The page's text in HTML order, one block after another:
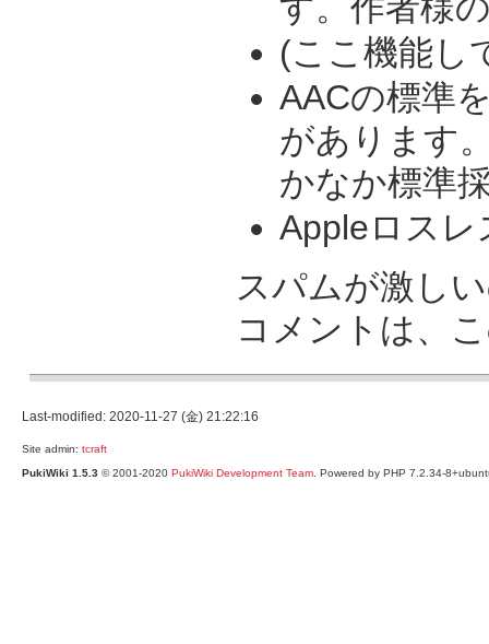
(ここ機能し
AACの標準
があります
かなか標準
Appleロス
スパムが激し
コメントは、
Last-modified: 2020-11-27 (金) 21:22:16
Site admin: tcraft
PukiWiki 1.5.3© 2001-2020 PukiWiki Development Team. Powered by PHP 7.2.34-